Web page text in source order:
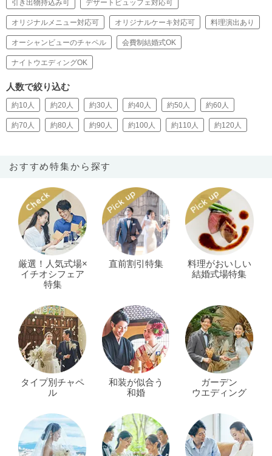
引き出物持込み可 デザートビュッフェ対応可
オリジナルメニュー対応可 オリジナルケーキ対応可 料理演出あり
オーシャンビューのチャペル 会費制結婚式OK
ナイトウエディングOK
人数で絞り込む
約10人 約20人 約30人 約40人 約50人 約60人
約70人 約80人 約90人 約100人 約110人 約120人
おすすめ特集から探す
厳選！人気式場×
イチオシフェア
特集
直前割引特集
料理がおいしい
結婚式場特集
タイプ別チャペ
ル
和装が似合う
和婚
ガーデン
ウエディング